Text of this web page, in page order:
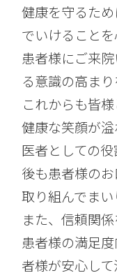
健康を守るた
でいけることを
患者様にご来
る意識の高ま
これからも皆
健康な笑顔が
医者としての
後も患者様の
取り組んでまい
また、信頼関
患者様の満足
者様が安心し